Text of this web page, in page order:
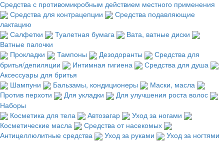
Средства с противомикробным действием местного применения
Средства для контрацепции
Средства подавляющие
лактацию
Салфетки
Туалетная бумага
Вата, ватные диски
Ватные палочки
Прокладки
Тампоны Дезодоранты
Средства для
бритья/депиляции
Интимная гигиена
Средства для душа
Аксессуары для бритья
Шампуни
Бальзамы, кондиционеры
Маски, масла
Против перхоти
Для укладки
Для улучшения роста волос
Наборы
Косметика для тела
Автозагар
Уход за ногами
Косметические масла
Средства от насекомых
Антицеллюлитные средства
Уход за руками
Уход за ногтями